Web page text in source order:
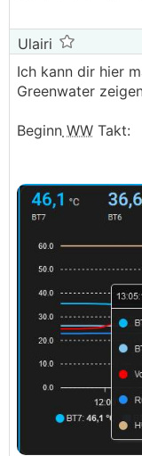
Ulairi
Ich kann dir hier
Greenwater
Beginn WW Takt: